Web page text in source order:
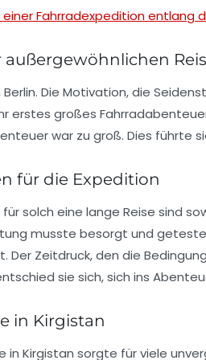
einer Fahrradexpedition entlang
außergewöhnlichen
Berlin. Die Motivation, die
erstes großes
war zu groß. Dies führte
für die Expedition
solch eine lange Reise sind
musste besorgt und
Der Zeitdruck, den die
sie sich, sich ins
in Kirgistan
in Kirgistan sorgte für viele